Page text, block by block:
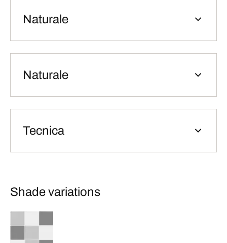
Naturale
Naturale
Tecnica
Shade variations